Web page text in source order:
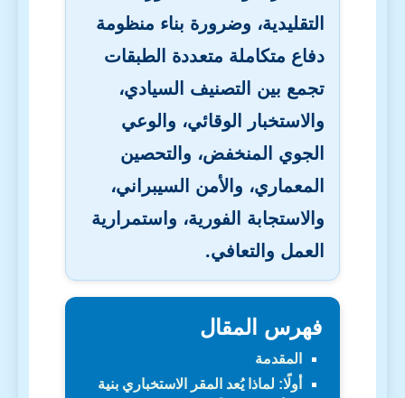
التقليدية، وضرورة بناء منظومة
دفاع متكاملة متعددة الطبقات
تجمع بين التصنيف السيادي،
والاستخبار الوقائي، والوعي
الجوي المنخفض، والتحصين
المعماري، والأمن السيبراني،
والاستجابة الفورية، واستمرارية
العمل والتعافي.
فهرس المقال
المقدمة
أولًا: لماذا يُعد المقر الاستخباري بنية